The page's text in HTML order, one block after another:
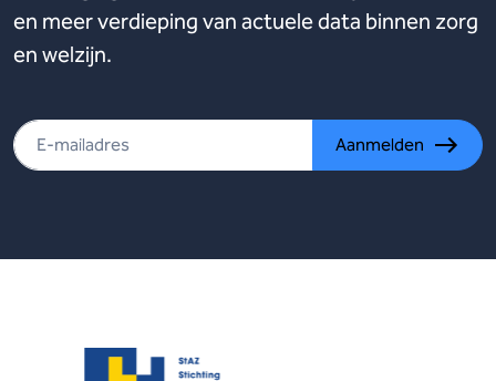
en meer verdieping van actuele data binnen zorg
en welzijn.
Aanmelden